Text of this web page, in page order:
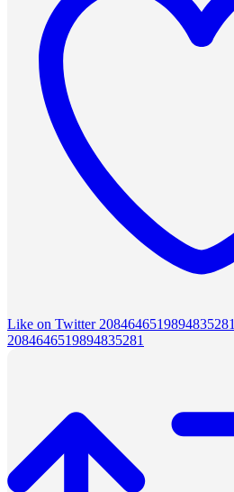
Like on Twitter 2084646519894835281
2084646519894835281